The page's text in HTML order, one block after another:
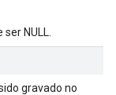
NULL.
gravado no